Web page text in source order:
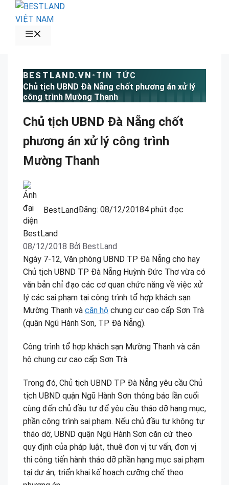
Chuyển
BESTLAND.VN • TIN TỨC
Chủ tịch UBND Đà Nẵng chốt phương án xử lý
công trình Mường Thanh
Chủ tịch UBND Đà Nẵng chốt
phương án xử lý công trình
Mường Thanh
BestLandĐăng: 08/12/20184 phút đọc
08/12/2018 Bởi BestLand
Ngày 7-12, Văn phòng UBND TP Đà Nẵng cho hay
Chủ tịch UBND TP Đà Nẵng Huỳnh Đức Thơ vừa có
văn bản chỉ đạo các cơ quan chức năng về việc xử
lý các sai phạm tại công trình tổ hợp khách sạn
Mường Thanh và căn hộ chung cư cao cấp Sơn Trà
(quận Ngũ Hành Sơn, TP Đà Nẵng).
Công trình tổ hợp khách sạn Mường Thanh và căn
hộ chung cư cao cấp Sơn Trà
Trong đó, Chủ tịch UBND TP Đà Nẵng yêu cầu Chủ
tịch UBND quận Ngũ Hành Sơn thông báo lần cuối
cùng đến chủ đầu tư để yêu cầu tháo dỡ hạng mục,
phần công trình sai phạm. Nếu chủ đầu tư không tự
tháo dỡ, UBND quận Ngũ Hành Sơn căn cứ theo
quy định của pháp luật, thuê đơn vị tư vấn, đơn vị
thi công tiến hành tháo dỡ phần hạng mục sai phạm
tại dự án, triển khai kế hoạch cưỡng chế theo